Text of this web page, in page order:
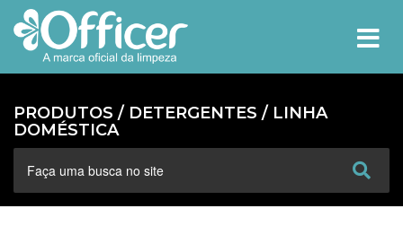
PRODUTOS / DETERGENTES / LINHA
DOMÉSTICA